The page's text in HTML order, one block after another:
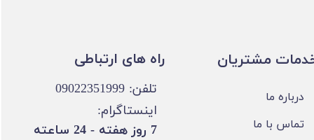
مشتریان
درباره ما
تماس با ما
تلفن: 09022351999
اینستاگرام:
​7 روز هفته - 24 ساعته ​​​​​​​
​​راه های ارتباطی